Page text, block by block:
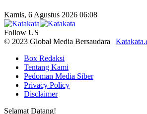
Kamis, 6 Agustus 2026 06:08
Follow US
© 2023 Global Media Bersaudara |
Box Redaksi
Tentang Kami
Pedoman Media Siber
Privacy Policy
Disclaimer
Selamat Datang!